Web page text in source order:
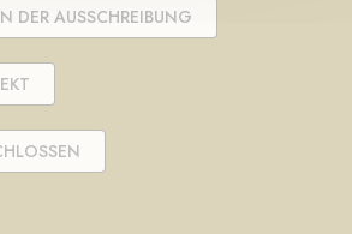
DER AUSSCHREIBUNG